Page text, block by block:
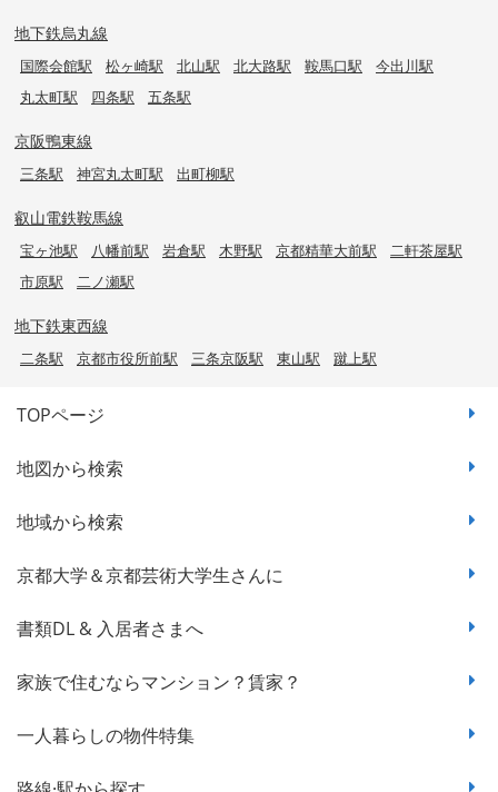
地下鉄烏丸線
国際会館駅 松ヶ崎駅 北山駅 北大路駅 鞍馬口駅
今出川駅
丸太町駅
四条駅 五条駅
京阪鴨東線
三条駅 神宮丸太町駅 出町柳駅
叡山電鉄鞍馬線
宝ヶ池駅 八幡前駅 岩倉駅 木野駅 京都精華大前駅
二軒茶屋駅
市原駅
二ノ瀬駅
地下鉄東西線
二条駅 京都市役所前駅 三条京阪駅 東山駅 蹴上駅
TOPページ
地図から検索
地域から検索
京都大学＆京都芸術大学生さんに
書類DL & 入居者さまへ
家族で住むならマンション？賃家？
一人暮らしの物件特集